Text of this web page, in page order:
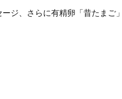
ジ、さらに有精卵「昔たま